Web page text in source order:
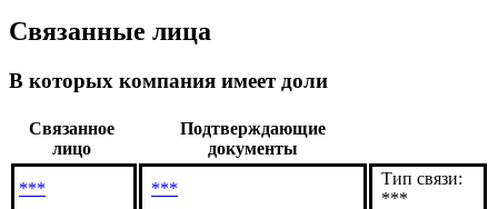
Связанные лица
В которых компания имеет доли
Связанное
лицо
Подтверждающие
документы
*** ***
Тип связи:
***